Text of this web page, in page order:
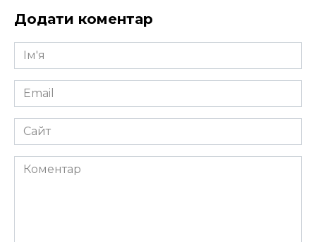
Додати коментар
Ім'я
*
Email
*
Сайт
Коментар